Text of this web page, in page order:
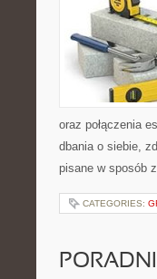
oraz połączenia
dbania o siebie,
pisane w sposób
CATEGORIES: